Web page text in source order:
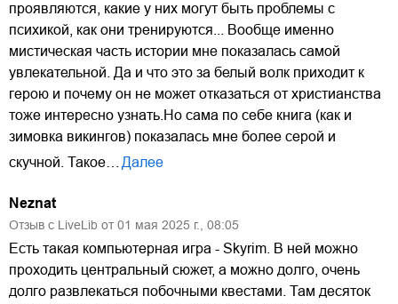
проявляются, какие у них могут быть проблемы с
психикой, как они тренируются... Вообще именно
мистическая часть истории мне показалась самой
увлекательной. Да и что это за белый волк приходит к
герою и почему он не может отказаться от христианства
тоже интересно узнать.Но сама по себе книга (как и
зимовка викингов) показалась мне более серой и
скучной. Такое…Далее
Neznat
Отзыв с LiveLib от 01 мая 2025 г., 08:05
Есть такая компьютерная игра - Skyrim. В ней можно
проходить центральный сюжет, а можно долго, очень
долго развлекаться побочными квестами. Там десяток